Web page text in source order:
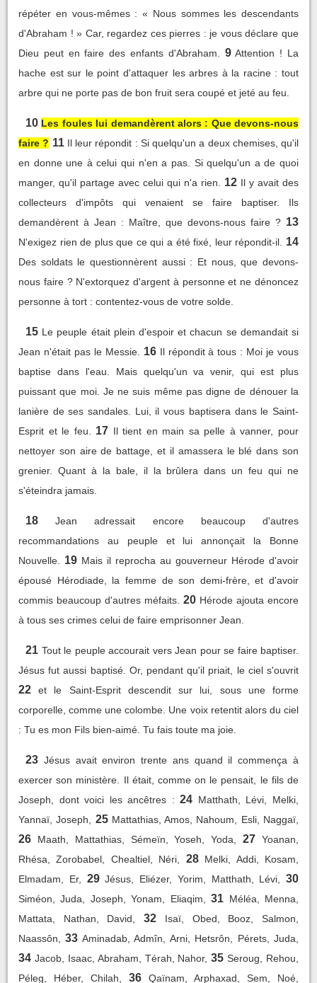
répéter en vous-mêmes : « Nous sommes les descendants
d'Abraham ! » Car, regardez ces pierres : je vous déclare que
Dieu peut en faire des enfants d'Abraham.
9 Attention ! La
hache est sur le point d'attaquer les arbres à la racine : tout
arbre qui ne porte pas de bon fruit sera coupé et jeté au feu.
10 Les foules lui demandèrent alors : Que devons-nous
faire ? 11 Il leur répondit : Si quelqu'un a deux chemises, qu'il
en donne une à celui qui n'en a pas. Si quelqu'un a de quoi
manger, qu'il partage avec celui qui n'a rien.
12 Il y avait des
collecteurs d'impôts qui venaient se faire baptiser. Ils
demandèrent à Jean : Maître, que devons-nous faire ? 13
N'exigez rien de plus que ce qui a été fixé, leur répondit-il. 14
Des soldats le questionnèrent aussi : Et nous, que devons-
nous faire ? N'extorquez d'argent à personne et ne dénoncez
personne à tort : contentez-vous de votre solde.
15 Le peuple était plein d'espoir et chacun se demandait si
Jean n'était pas le Messie.
16 Il répondit à tous : Moi je vous
baptise dans l'eau. Mais quelqu'un va venir, qui est plus
puissant que moi. Je ne suis même pas digne de dénouer la
lanière de ses sandales. Lui, il vous baptisera dans le Saint-
Esprit et le feu.
17 Il tient en main sa pelle à vanner, pour
nettoyer son aire de battage, et il amassera le blé dans son
grenier. Quant à la bale, il la brûlera dans un feu qui ne
s'éteindra jamais.
18
Jean adressait encore beaucoup d'autres
recommandations au peuple et lui annonçait la Bonne
Nouvelle.
19 Mais il reprocha au gouverneur Hérode d'avoir
épousé Hérodiade, la femme de son demi-frère, et d'avoir
commis beaucoup d'autres méfaits. 20 Hérode ajouta encore
à tous ses crimes celui de faire emprisonner Jean.
21 Tout le peuple accourait vers Jean pour se faire baptiser.
Jésus fut aussi baptisé. Or, pendant qu'il priait, le ciel s'ouvrit
22
et le Saint-Esprit descendit sur lui, sous une forme
corporelle, comme une colombe. Une voix retentit alors du ciel
: Tu es mon Fils bien-aimé. Tu fais toute ma joie.
23 Jésus avait environ trente ans quand il commença à
exercer son ministère. Il était, comme on le pensait, le fils de
Joseph, dont voici les ancêtres : 24 Matthath, Lévi, Melki,
Yannaï, Joseph,
25 Mattathias, Amos, Nahoum, Esli, Naggaï,
26 Maath, Mattathias, Sémeïn, Yoseh, Yoda, 27 Yoanan,
Rhésa, Zorobabel, Chealtiel, Néri,
28 Melki, Addi, Kosam,
Elmadam, Er,
29 Jésus, Eliézer, Yorim, Matthath, Lévi, 30
Siméon, Juda, Joseph, Yonam, Eliaqim, 31 Méléa, Menna,
Mattata, Nathan, David,
32
Isaï, Obed, Booz, Salmon,
Naassôn,
33 Aminadab, Admîn, Arni, Hetsrôn, Pérets, Juda,
34 Jacob, Isaac, Abraham, Térah, Nahor, 35 Seroug, Rehou,
Péleg, Héber, Chilah,
36 Qaïnam, Arphaxad, Sem, Noé,